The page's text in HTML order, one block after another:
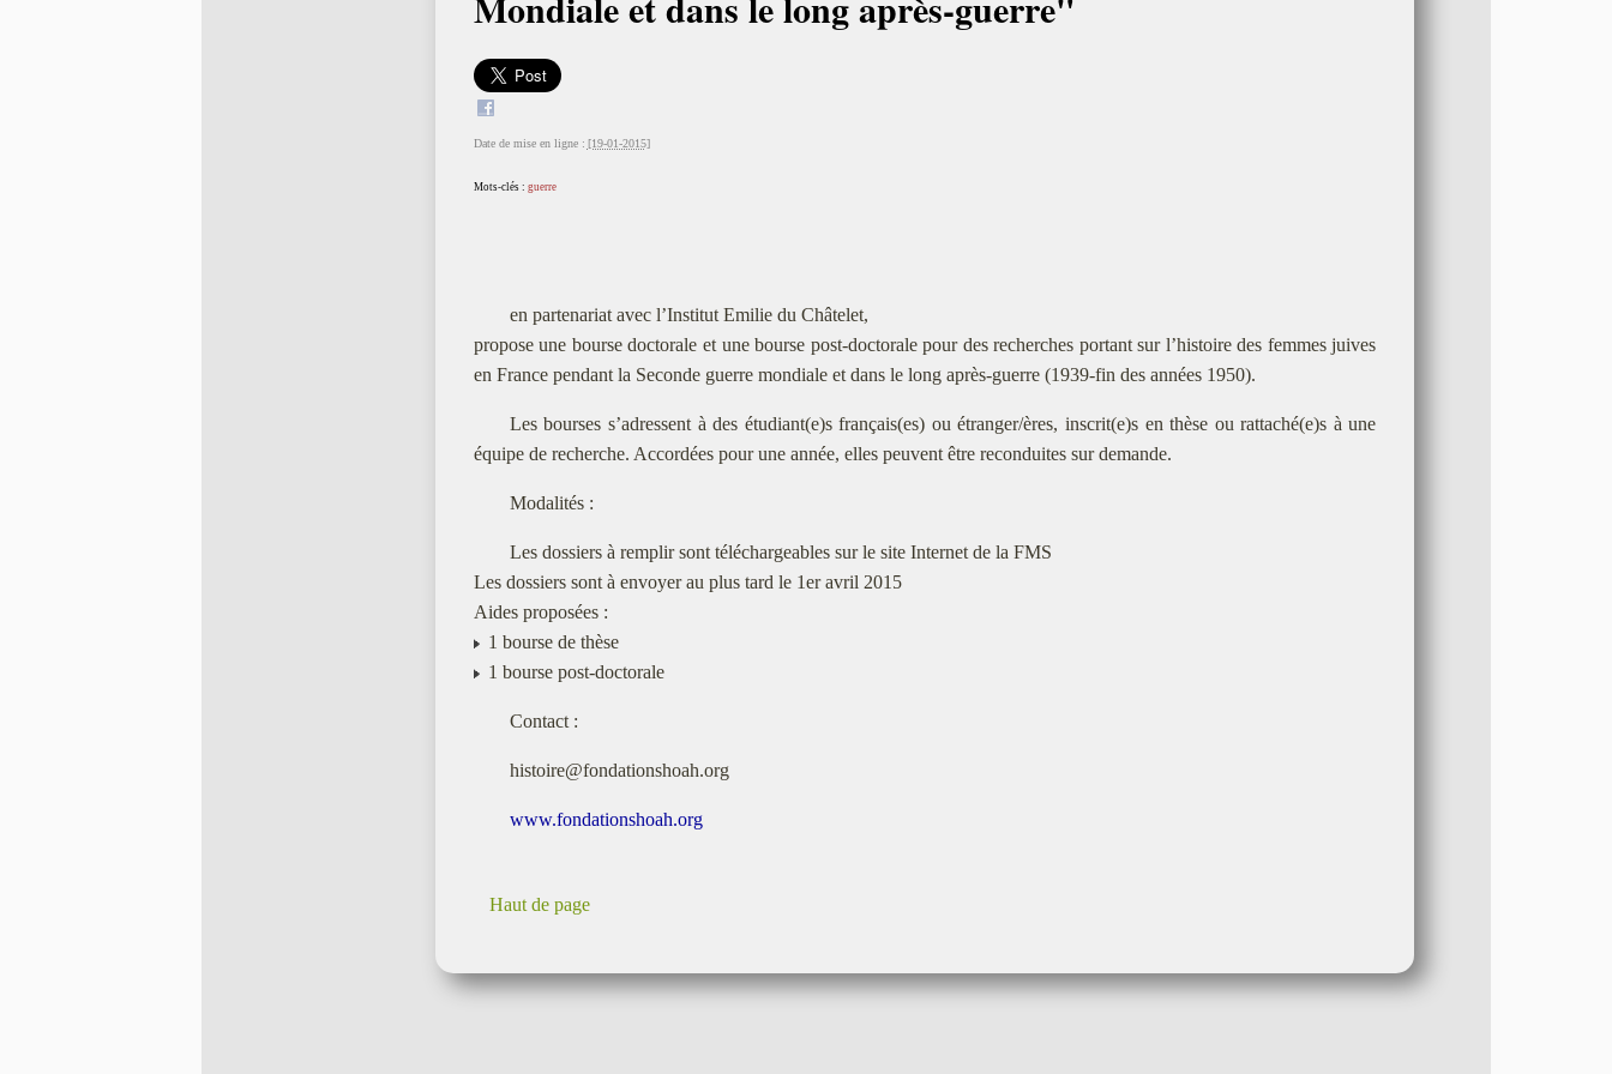
Date de mise en ligne : [19-01-2015]
Mots-clés : guerre
en partenariat avec l’Institut Emilie du Châtelet,
propose une bourse doctorale et une bourse post-doctorale pour des recherches portant sur l’histoire des femmes juives
en France pendant la Seconde guerre mondiale et dans le long après-guerre (1939-fin des années 1950).
Les bourses s’adressent à des étudiant(e)s français(es) ou étranger/ères, inscrit(e)s en thèse ou rattaché(e)s à une
équipe de recherche. Accordées pour une année, elles peuvent être reconduites sur demande.
Modalités :
Les dossiers à remplir sont téléchargeables sur le site Internet de la FMS
Les dossiers sont à envoyer au plus tard le 1er avril 2015
Aides proposées :
1 bourse de thèse
1 bourse post-doctorale
Contact :
histoire@fondationshoah.org
www.fondationshoah.org
Haut de page